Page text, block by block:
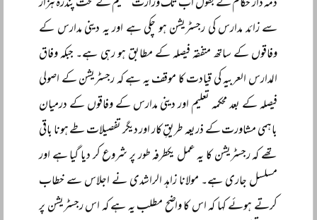
سے زائد مدارس کی رجسٹریشن ہو چکی ہے اور یہ دینی مدارس کے
وفاقوں کے ساتھ متفقہ فیصلہ کے مطابق ہو رہی ہے۔ جبکہ وفاق
المدارس العربیہ کی قیادت کا موقف یہ ہے کہ رجسٹریشن کے اصولی
فیصلہ کے بعد محکمہ تعلیم اور دینی مدارس کے وفاقوں کے درمیان
باہمی مشاورت کے ذریعہ طریقِ کار اور دیگر تفصیلات طے ہونا باقی
تھے کہ رجسٹریشن کا یہ عمل یکطرفہ طور پر شروع کر دیا گیا ہے اور
مسلسل جاری ہے۔ مولانا زاہد الراشدی نے اجلاس سے خطاب
کرتے ہوئے کہا کہ اس کا واضح مطلب یہ ہے کہ اس رجسٹریشن پر